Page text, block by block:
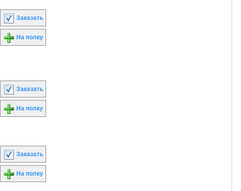
Заказать
На полку
Заказать
На полку
Заказать
На полку